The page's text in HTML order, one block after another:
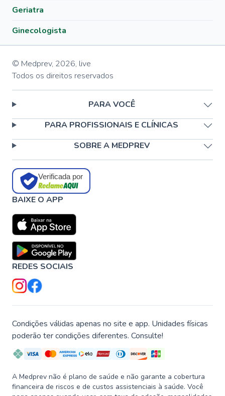
Geriatra
Ginecologista
© Medprev, 2026, live
Todos os direitos reservados
PARA VOCÊ
PARA PROFISSIONAIS E CLÍNICAS
SOBRE A MEDPREV
Verificada por
BAIXE O APP
REDES SOCIAIS
Condições válidas apenas no site e app. Unidades físicas
poderão ter condições diferentes. Consulte!
A Medprev não é plano de saúde e não garante a cobertura
financeira de riscos e de custos assistenciais à saúde. Você